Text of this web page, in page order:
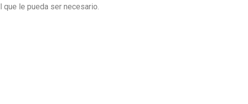
le pueda ser necesario.